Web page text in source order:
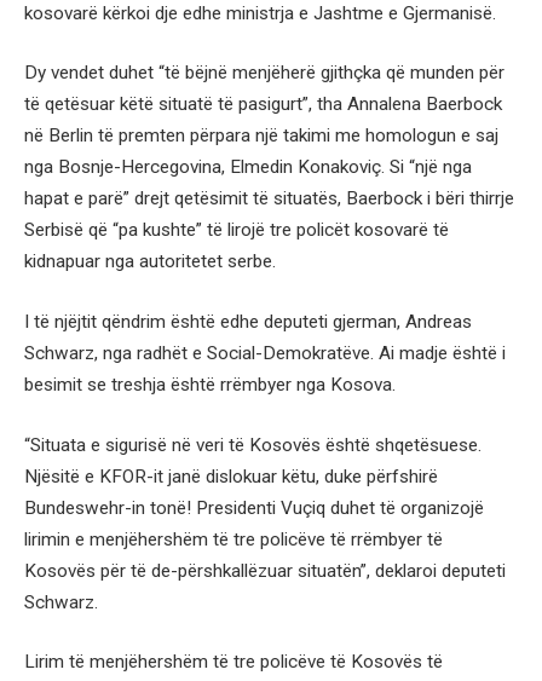
kosovarë kërkoi dje edhe ministrja e Jashtme e Gjermanisë.
Dy vendet duhet “të bëjnë menjëherë gjithçka që munden për
të qetësuar këtë situatë të pasigurt”, tha Annalena Baerbock
në Berlin të premten përpara një takimi me homologun e saj
nga Bosnje-Hercegovina, Elmedin Konakoviç. Si “një nga
hapat e parë” drejt qetësimit të situatës, Baerbock i bëri thirrje
Serbisë që “pa kushte” të lirojë tre policët kosovarë të
kidnapuar nga autoritetet serbe.
I të njëjtit qëndrim është edhe deputeti gjerman, Andreas
Schwarz, nga radhët e Social-Demokratëve. Ai madje është i
besimit se treshja është rrëmbyer nga Kosova.
“Situata e sigurisë në veri të Kosovës është shqetësuese.
Njësitë e KFOR-it janë dislokuar këtu, duke përfshirë
Bundeswehr-in tonë! Presidenti Vuçiq duhet të organizojë
lirimin e menjëhershëm të tre policëve të rrëmbyer të
Kosovës për të de-përshkallëzuar situatën”, deklaroi deputeti
Schwarz.
Lirim të menjëhershëm të tre policëve të Kosovës të